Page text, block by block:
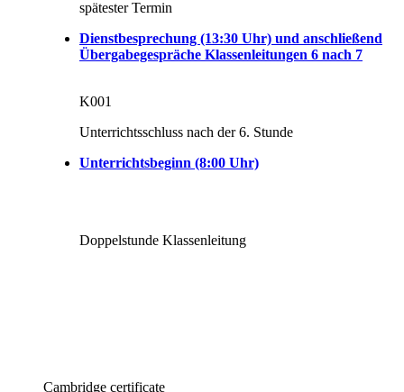
spätester Termin
Dienstbesprechung (13:30 Uhr) und anschließend
Übergabegespräche Klassenleitungen 6 nach 7
K001
Unterrichtsschluss nach der 6. Stunde
Unterrichtsbeginn (8:00 Uhr)
Doppelstunde Klassenleitung
Cambridge certificate